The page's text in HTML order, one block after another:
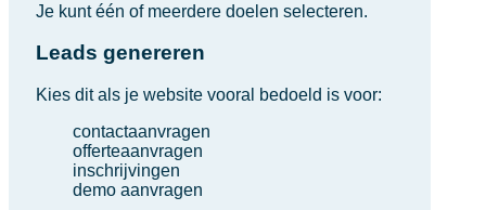
Je kunt één of meerdere doelen selecteren.
Leads genereren
Kies dit als je website vooral bedoeld is voor:
contactaanvragen
offerteaanvragen
inschrijvingen
demo aanvragen